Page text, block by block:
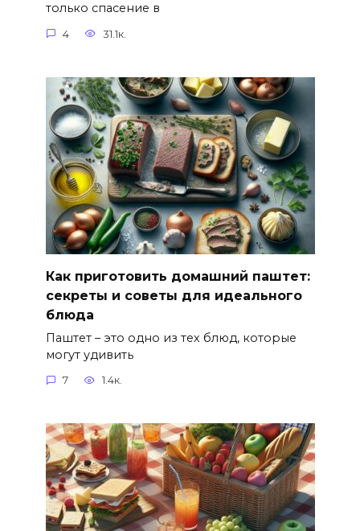
только спасение в
4 31.1к.
Как приготовить домашний паштет:
секреты и советы для идеального
блюда
Паштет – это одно из тех блюд, которые
могут удивить
7 1.4к.